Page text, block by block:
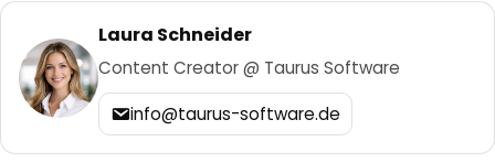
Laura Schneider
Content Creator @ Taurus Software
info@taurus-software.de